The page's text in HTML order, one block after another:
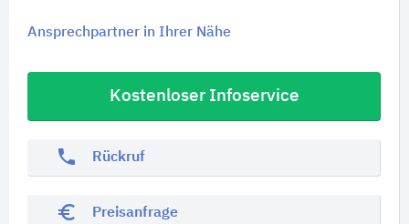
Ansprechpartner in Ihrer Nähe
Kostenloser Infoservice
phone Rückruf
euro_symbol Preisanfrage